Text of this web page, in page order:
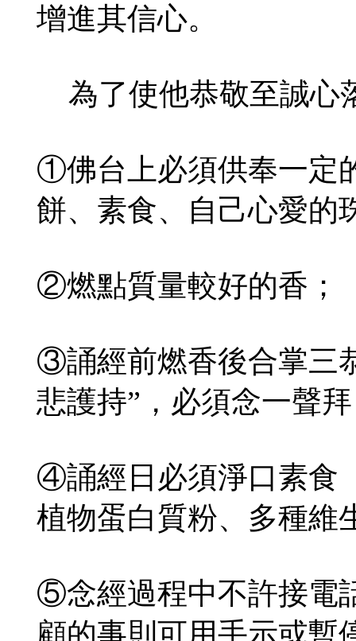
增進其信心。
為了使他恭敬至誠心
①佛台上必須供奉一定
餅、素食、自己心愛的
②燃點質量較好的香；
③誦經前燃香後合掌三
悲護持”，必須念一聲
④誦經日必須淨口素食
植物蛋白質粉、多種維
⑤念經過程中不許接電
顧的事則可用手示或暫